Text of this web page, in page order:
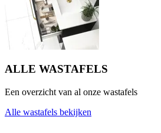
ALLE WASTAFELS
Een overzicht van al onze wastafels
Alle wastafels bekijken